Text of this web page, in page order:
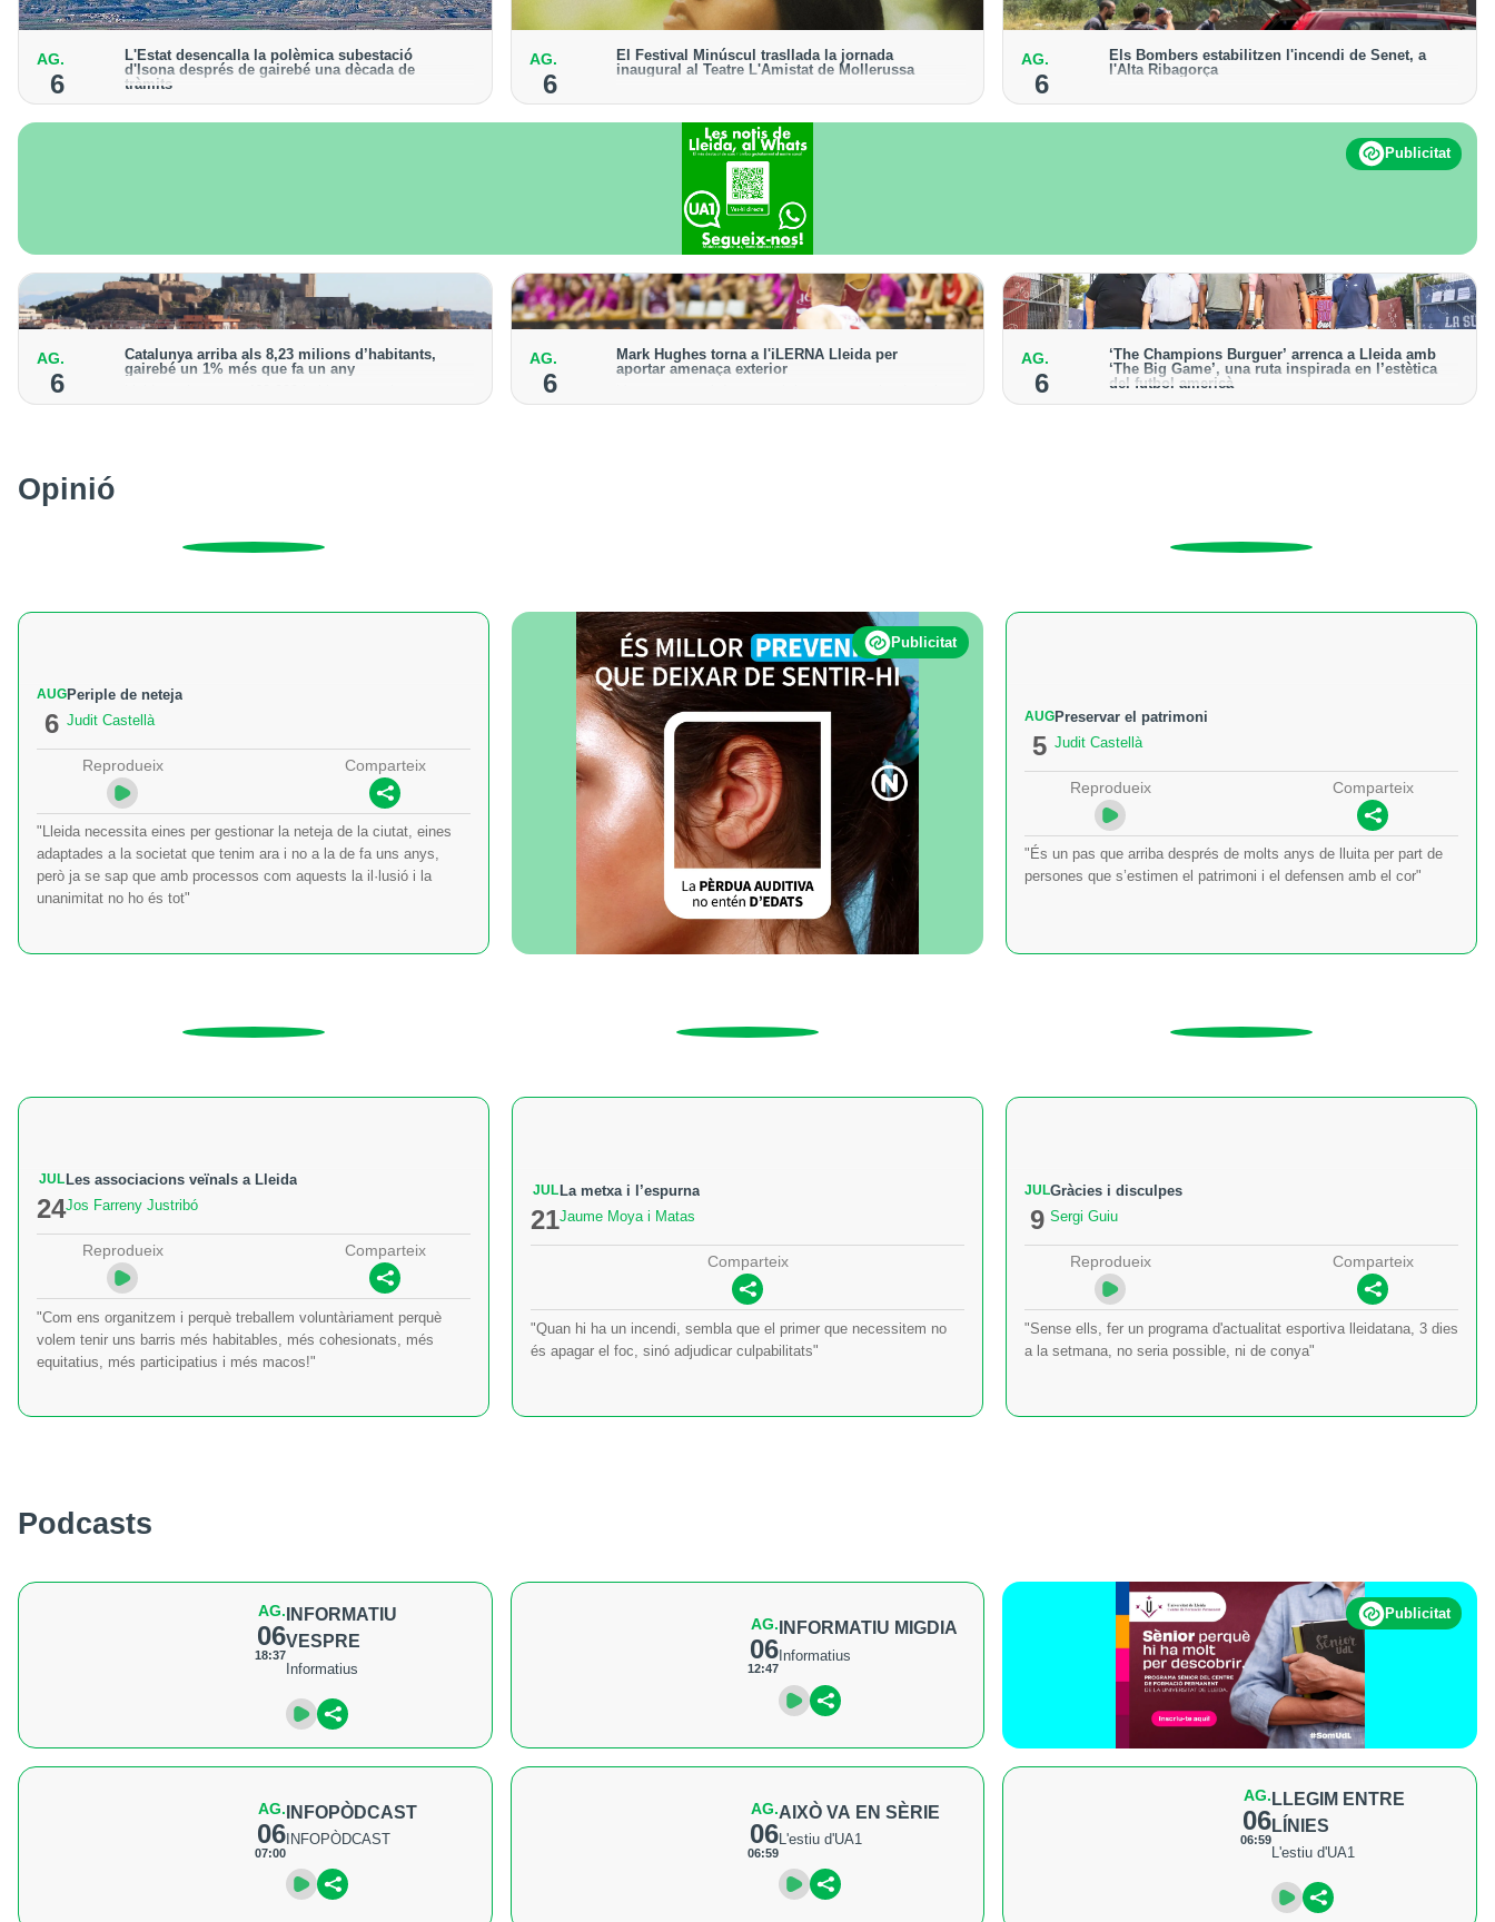
AG.
6
L'Estat desencalla la polèmica subestació
d'Isona després de gairebé una dècada de
tràmits
L’Ajuntament presentarà un recurs contra la resolució
"per intentar impedir la construcció"
AG.
6
El Festival Minúscul trasllada la jornada
inaugural al Teatre L'Amistat de Mollerussa
cinquena edició del cicle
AG.
6
Els Bombers estabilitzen l'incendi de Senet, a
l'Alta Ribagorça
descarta enviar-hi efectius terrestres
Publicitat
AG.
6
Catalunya arriba als 8,23 milions d’habitants,
gairebé un 1% més que fa un any
increment de l’1,3% de la població
AG.
6
Mark Hughes torna a l'iLERNA Lleida per
aportar amenaça exterior
temporada 2021-2022
AG.
6
‘The Champions Burguer’ arrenca a Lleida amb
‘The Big Game’, una ruta inspirada en l’estètica
del futbol americà
La primera edició que es va celebrar a la ciutat va
Opinió
AUG
6
Periple de neteja
Judit Castellà
Reprodueix Comparteix
"Lleida necessita eines per gestionar la neteja de la ciutat, eines
adaptades a la societat que tenim ara i no a la de fa uns anys,
però ja se sap que amb processos com aquests la il·lusió i la
unanimitat no ho és tot"
Publicitat
AUG
5
Preservar el patrimoni
Judit Castellà
Reprodueix Comparteix
"És un pas que arriba després de molts anys de lluita per part de
persones que s’estimen el patrimoni i el defensen amb el cor"
JUL
24
Les associacions veïnals a Lleida
Jos Farreny Justribó
Reprodueix Comparteix
"Com ens organitzem i perquè treballem voluntàriament perquè
volem tenir uns barris més habitables, més cohesionats, més
equitatius, més participatius i més macos!"
JUL
21
La metxa i l’espurna
Jaume Moya i Matas
Comparteix
"Quan hi ha un incendi, sembla que el primer que necessitem no
és apagar el foc, sinó adjudicar culpabilitats"
JUL
9
Gràcies i disculpes
Sergi Guiu
Reprodueix Comparteix
"Sense ells, fer un programa d'actualitat esportiva lleidatana, 3 dies
a la setmana, no seria possible, ni de conya"
Podcasts
AG.
06
18:37
INFORMATIU
VESPRE
Informatius
AG.
06
12:47
INFORMATIU MIGDIA
Informatius
Publicitat
AG.
06
07:00
INFOPÒDCAST
INFOPÒDCAST
AG.
06
06:59
AIXÒ VA EN SÈRIE
L'estiu d'UA1
AG.
06
06:59
LLEGIM ENTRE
LÍNIES
L'estiu d'UA1